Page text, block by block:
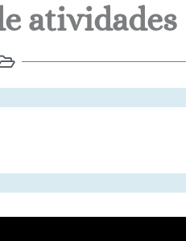
atividades